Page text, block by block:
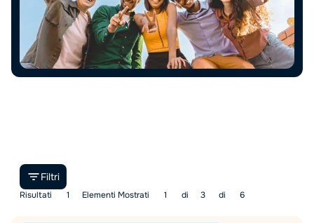
Filtri
Risultati 1 Elementi Mostrati 1 di 3 di 6